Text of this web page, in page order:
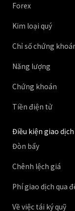
Forex
Kim loại quý
Chỉ số chứng
Năng lượng
Chứng khoán
Tiền điện tử
Điều kiện giao dịch
Đòn bẩy
Chênh lệch giá
Phí giao dịch qua
Về việc tái ký quỹ